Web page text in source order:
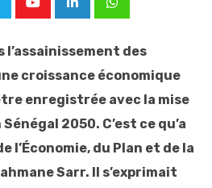
LinkedInWhatsapp
l’assainissement des
croissance économique
enregistrée avec la mise
2050. C’est ce qu’a
l’Économie, du Plan et de la
Sarr. Il s’exprimait